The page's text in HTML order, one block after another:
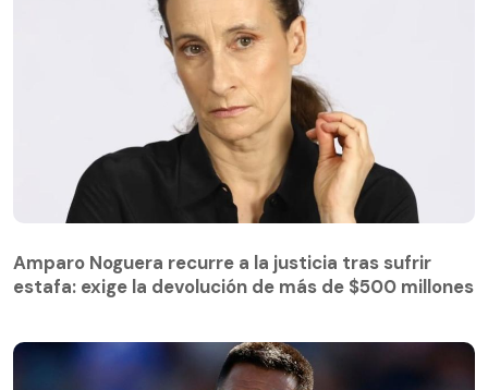
estafa: exige la devolución de más de $500 millones
Amparo Noguera recurre a la justicia tras sufrir
estafa: exige la devolución de más de $500 millones